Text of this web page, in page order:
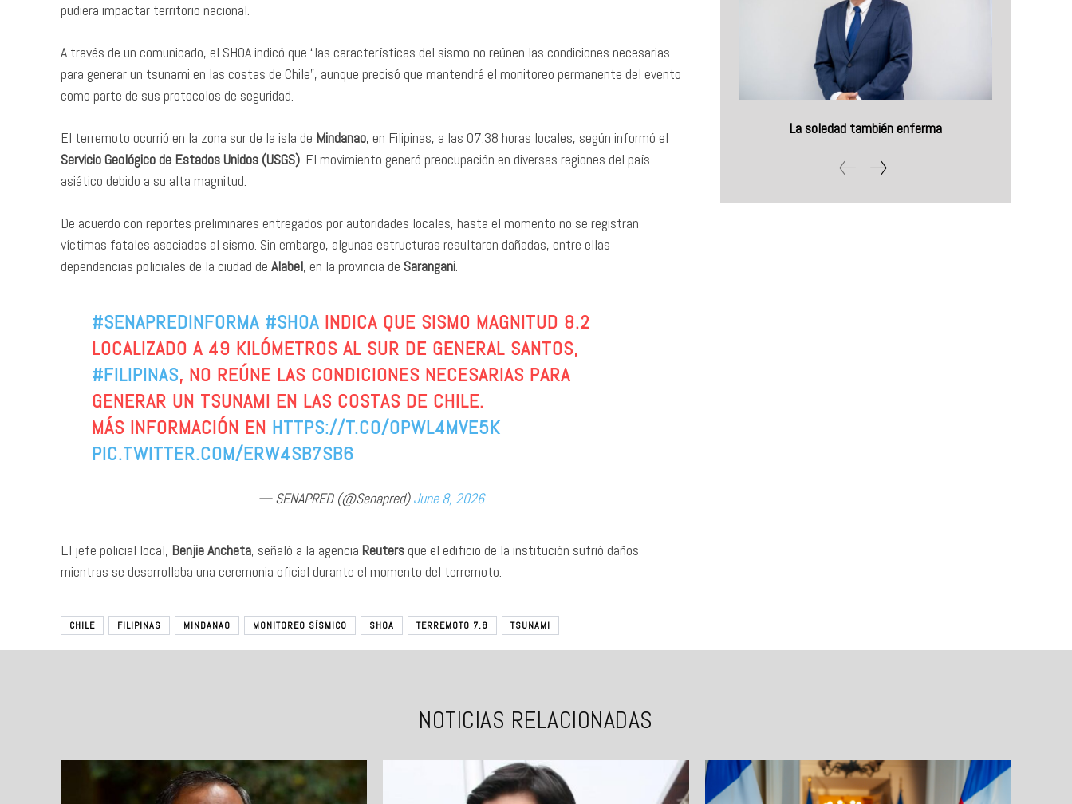
pudiera impactar territorio nacional.
A través de un comunicado, el SHOA indicó que “las características del sismo no reúnen las condiciones necesarias
para generar un tsunami en las costas de Chile”, aunque precisó que mantendrá el monitoreo permanente del evento
como parte de sus protocolos de seguridad.
El terremoto ocurrió en la zona sur de la isla de Mindanao, en Filipinas, a las 07:38 horas locales, según informó el
Servicio Geológico de Estados Unidos (USGS). El movimiento generó preocupación en diversas regiones del país
asiático debido a su alta magnitud.
De acuerdo con reportes preliminares entregados por autoridades locales, hasta el momento no se registran
víctimas fatales asociadas al sismo. Sin embargo, algunas estructuras resultaron dañadas, entre ellas
dependencias policiales de la ciudad de Alabel, en la provincia de Sarangani.
#SENAPREDINFORMA #SHOAINDICA QUE SISMO MAGNITUD 8.2
LOCALIZADO A 49 KILÓMETROS AL SUR DE GENERAL SANTOS,
#FILIPINAS, NO REÚNE LAS CONDICIONES NECESARIAS PARA
GENERAR UN TSUNAMI EN LAS COSTAS DE CHILE.
MÁS INFORMACIÓN EN HTTPS://T.CO/OPWL4MVE5K
PIC.TWITTER.COM/ERW4SB7SB6
— SENAPRED (@Senapred)June 8, 2026
El jefe policial local, Benjie Ancheta, señaló a la agencia Reutersque el edificio de la institución sufrió daños
mientras se desarrollaba una ceremonia oficial durante el momento del terremoto.
CHILE FILIPINAS MINDANAO MONITOREO SÍSMICO SHOA TERREMOTO 7.8 TSUNAMI
La soledad también enferma
NOTICIAS RELACIONADAS